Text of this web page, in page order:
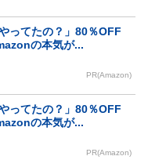
ってたの？」80％OFF
の本気が...
PR(Amazon)
ってたの？」80％OFF
の本気が...
PR(Amazon)